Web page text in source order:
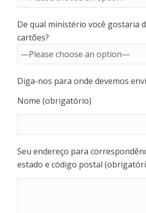
De qual ministério você gostaria
cartões?
Diga-nos para onde devemos
Nome (obrigatório)
Seu endereço para
estado e código postal